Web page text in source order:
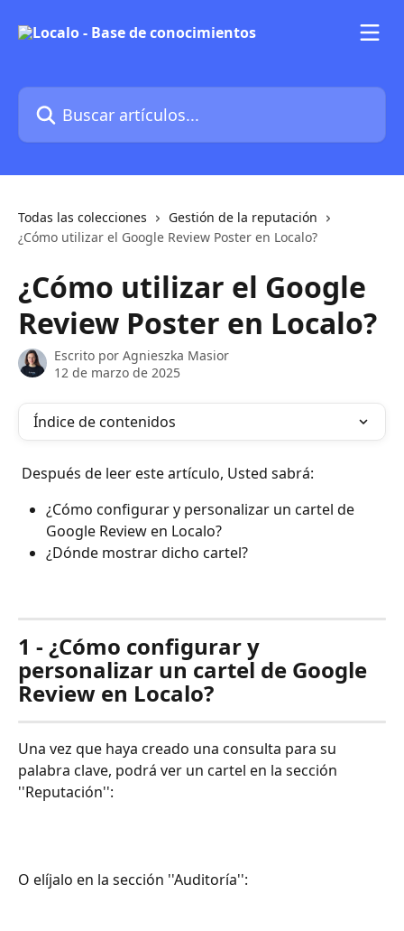
Buscar artículos...
Todas las colecciones
Gestión de la reputación
¿Cómo utilizar el Google Review Poster en Localo?
¿Cómo utilizar el Google
Review Poster en Localo?
Escrito por Agnieszka Masior
12 de marzo de 2025
Índice de contenidos
Después de leer este artículo, Usted sabrá:
¿Cómo configurar y personalizar un cartel de
Google Review en Localo?
¿Dónde mostrar dicho cartel?
1 - ¿Cómo configurar y
personalizar un cartel de Google
Review en Localo?
Una vez que haya creado una consulta para su
palabra clave, podrá ver un cartel en la sección
''Reputación'':
O elíjalo en la sección ''Auditoría'':